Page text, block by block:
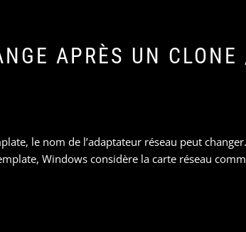
APRÈS UN CLONE
le nom de l’adaptateur réseau peut
Windows considère la carte réseau